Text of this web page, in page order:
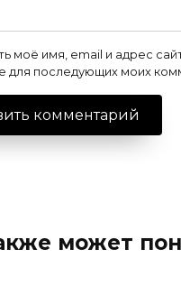
моё имя, email и адрес
для последующих моих
может